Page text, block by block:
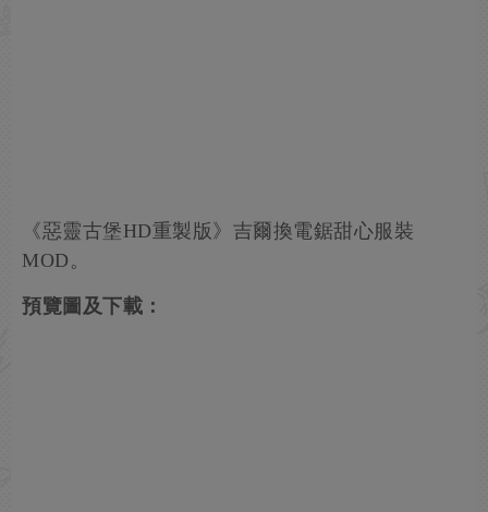
《惡靈古堡HD重製版》吉爾換電鋸甜心服裝
MOD。
預覽圖及下載：